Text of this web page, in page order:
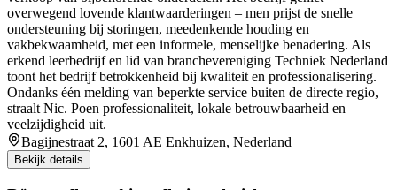
overwegend lovende klantwaarderingen – men prijst de snelle
ondersteuning bij storingen, meedenkende houding en
vakbekwaamheid, met een informele, menselijke benadering. Als
erkend leerbedrijf en lid van branchevereniging Techniek Nederland
toont het bedrijf betrokkenheid bij kwaliteit en professionalisering.
Ondanks één melding van beperkte service buiten de directe regio,
straalt Nic. Poen professionaliteit, lokale betrouwbaarheid en
veelzijdigheid uit.
Bagijnestraat 2, 1601 AE Enkhuizen, Nederland
Bekijk details